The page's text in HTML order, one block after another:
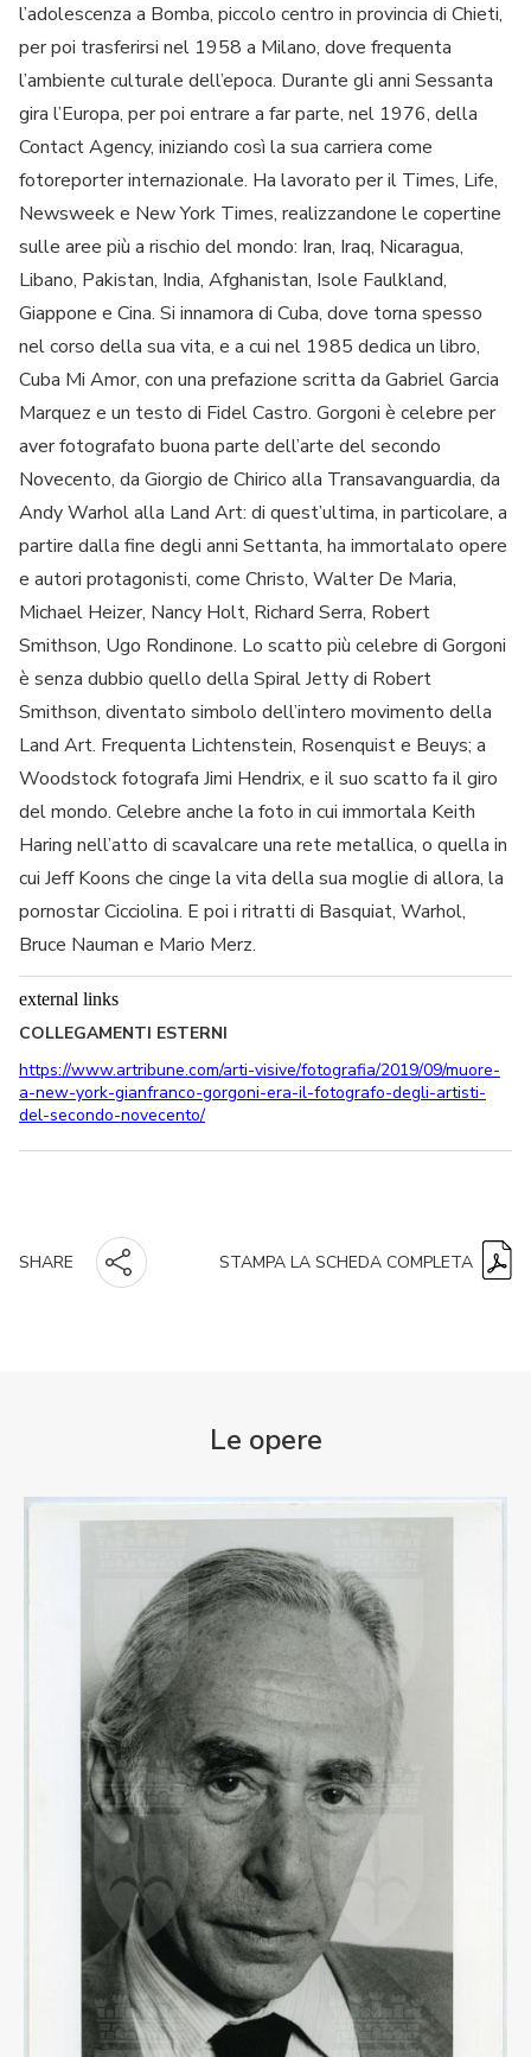
l’adolescenza a Bomba, piccolo centro in provincia di Chieti,
per poi trasferirsi nel 1958 a Milano, dove frequenta
l’ambiente culturale dell’epoca. Durante gli anni Sessanta
gira l’Europa, per poi entrare a far parte, nel 1976, della
Contact Agency, iniziando così la sua carriera come
fotoreporter internazionale. Ha lavorato per il Times, Life,
Newsweek e New York Times, realizzandone le copertine
sulle aree più a rischio del mondo: Iran, Iraq, Nicaragua,
Libano, Pakistan, India, Afghanistan, Isole Faulkland,
Giappone e Cina. Si innamora di Cuba, dove torna spesso
nel corso della sua vita, e a cui nel 1985 dedica un libro,
Cuba Mi Amor, con una prefazione scritta da Gabriel Garcia
Marquez e un testo di Fidel Castro. Gorgoni è celebre per
aver fotografato buona parte dell’arte del secondo
Novecento, da Giorgio de Chirico alla Transavanguardia, da
Andy Warhol alla Land Art: di quest’ultima, in particolare, a
partire dalla fine degli anni Settanta, ha immortalato opere
e autori protagonisti, come Christo, Walter De Maria,
Michael Heizer, Nancy Holt, Richard Serra, Robert
Smithson, Ugo Rondinone. Lo scatto più celebre di Gorgoni
è senza dubbio quello della Spiral Jetty di Robert
Smithson, diventato simbolo dell’intero movimento della
Land Art. Frequenta Lichtenstein, Rosenquist e Beuys; a
Woodstock fotografa Jimi Hendrix, e il suo scatto fa il giro
del mondo. Celebre anche la foto in cui immortala Keith
Haring nell’atto di scavalcare una rete metallica, o quella in
cui Jeff Koons che cinge la vita della sua moglie di allora, la
pornostar Cicciolina. E poi i ritratti di Basquiat, Warhol,
Bruce Nauman e Mario Merz.
external links
COLLEGAMENTI ESTERNI
https://www.artribune.com/arti-visive/fotografia/2019/09/muore-
a-new-york-gianfranco-gorgoni-era-il-fotografo-degli-artisti-
del-secondo-novecento/
SHARE STAMPA LA SCHEDA COMPLETA
Le opere